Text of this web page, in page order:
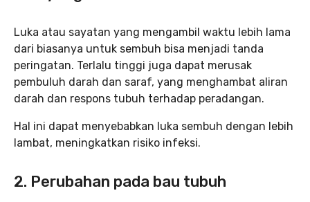
Luka atau sayatan yang mengambil waktu lebih lama
dari biasanya untuk sembuh bisa menjadi tanda
peringatan. Terlalu tinggi juga dapat merusak
pembuluh darah dan saraf, yang menghambat aliran
darah dan respons tubuh terhadap peradangan.
Hal ini dapat menyebabkan luka sembuh dengan lebih
lambat, meningkatkan risiko infeksi.
2. Perubahan pada bau tubuh